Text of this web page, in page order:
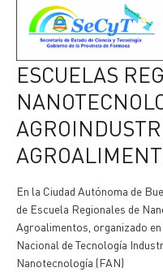
ESCUELAS REGIONALES DE
En la Ciudad Autónoma de
de Escuela Regionales de
Agroalimentos, organizado
Nacional de Tecnología
Nanotecnología (FAN)